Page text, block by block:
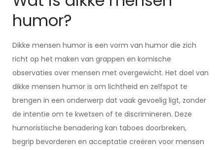
humor?
Dikke mensen humor is een vorm van humor die zich
richt op het maken van grappen en komische
observaties over mensen met overgewicht. Het doel van
dikke mensen humor is om lichtheid en zelfspot te
brengen in een onderwerp dat vaak gevoelig ligt, zonder
de intentie om te kwetsen of te discrimineren. Deze
humoristische benadering kan taboes doorbreken,
begrip bevorderen en acceptatie creëren voor mensen